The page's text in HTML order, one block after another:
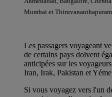
Mumbai et
Les passagers voyageant
de certains pays doivent
anticipées sur les
Iran, Irak, Pakistan et
Si vous voyagez vers l'un